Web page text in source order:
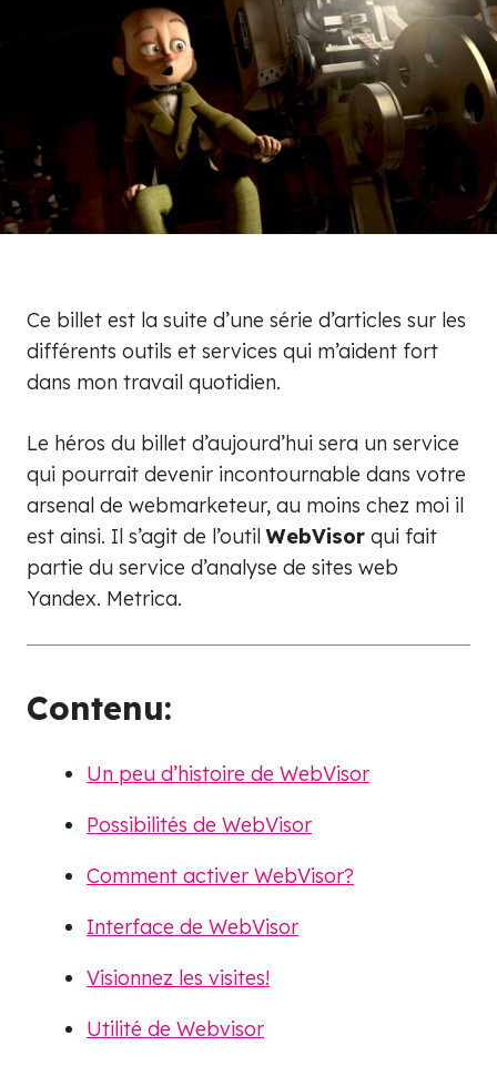
Ce billet est la suite d’une série d’articles sur les
différents outils et services qui m’aident fort
dans mon travail quotidien.
Le héros du billet d’aujourd’hui sera un service
qui pourrait devenir incontournable dans votre
arsenal de webmarketeur, au moins chez moi il
est ainsi. Il s’agit de l’outilWebVisor qui fait
partie du service d’analyse de sites web
Yandex. Metrica.
Contenu:
Un peu d’histoire de WebVisor
Possibilités de WebVisor
Comment activer WebVisor?
Interface de WebVisor
Visionnez les visites!
Utilité de Webvisor